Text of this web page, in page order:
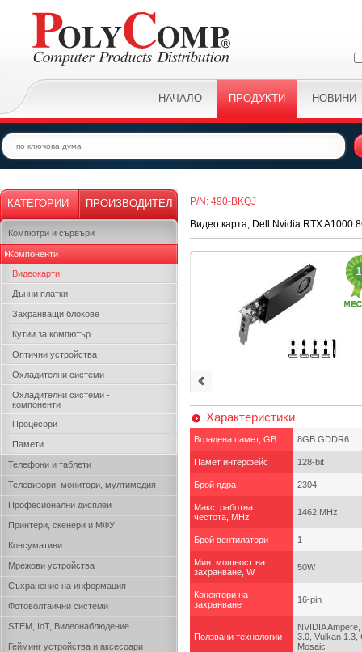
НАЧАЛО ПРОДУКТИ НОВИНИ
КАТЕГОРИИ ПРОИЗВОДИТЕЛ
Компютри и сървъри
Kомпоненти
Видеокарти
Дънни платки
Захранващи блокове
Кутии за компютър
Оптични устройства
Охладителни системи
Охладителни системи -
компоненти
Процесори
Памети
Телефони и таблети
Телевизори, монитори, мултимедия
Професионални дисплеи
Принтери, скенери и МФУ
Консумативи
Мрежови устройства
Съхранение на информация
Фотоволтаични системи
STEM, IoT, Видеонаблюдение
Гейминг устройства и аксесоари
P/N: 490-BKQJ
Видео карта, Dell Nvidia RTX A1000
Характеристики
Вградена памет, GB 8GB GDDR6
Памет интерфейс 128-bit
Брой ядра 2304
Макс. работна
честота, MHz
1462 MHz
Брой вентилатори 1
Мин. мощност на
захранване, W
50W
Конектори на
захранване
16-pin
Ползвани технологии
NVIDIA
3.0, Vulkan 1.3,
Mosaic